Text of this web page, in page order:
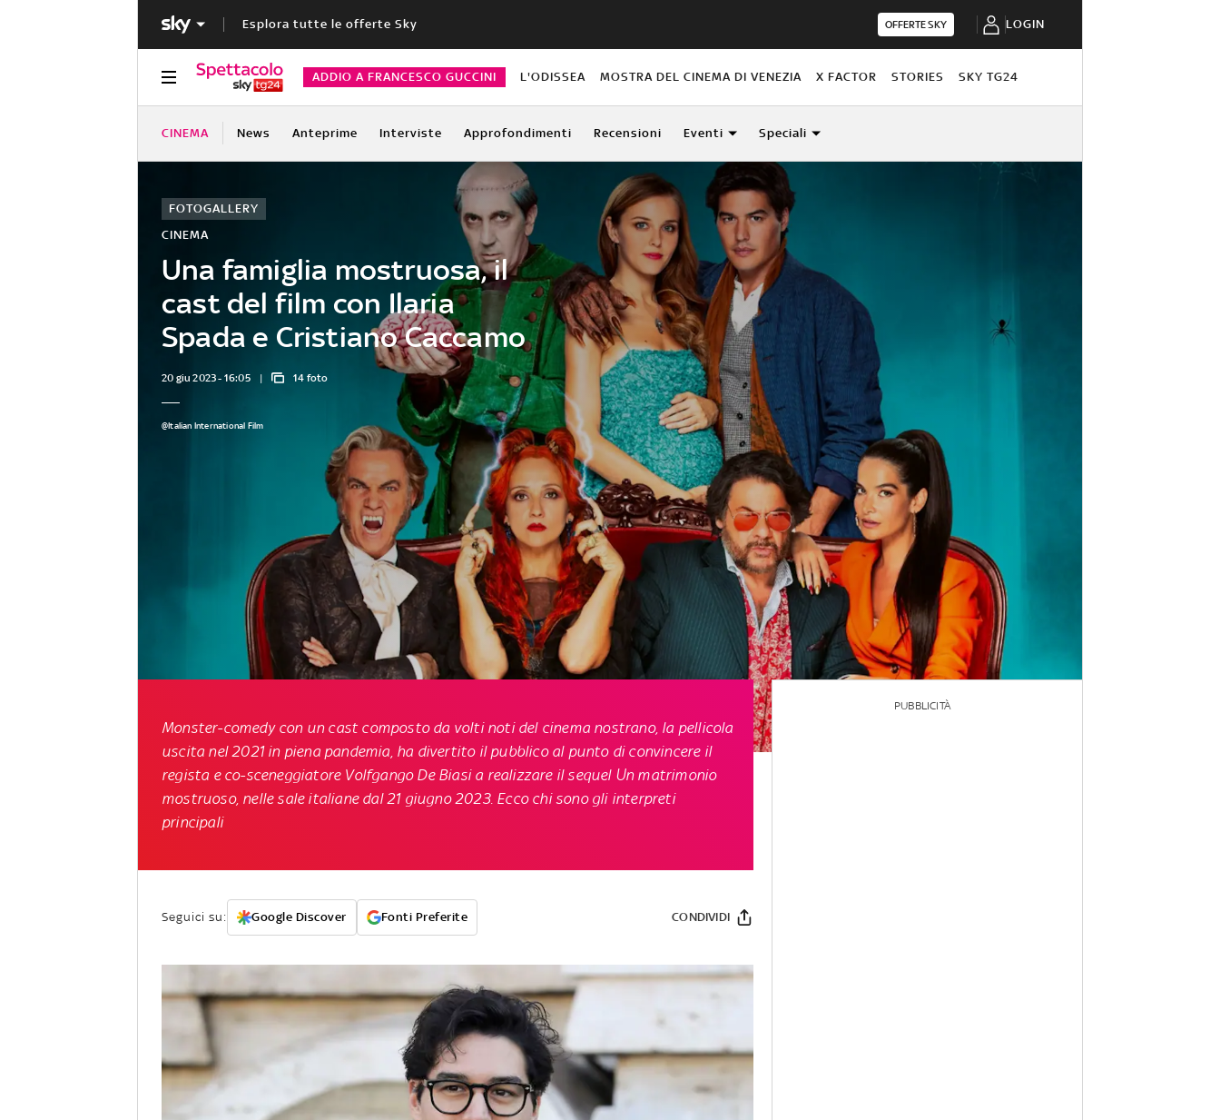
Esplora tutte le offerte Sky OFFERTE SKY LOGIN
ADDIO A FRANCESCO GUCCINI L'ODISSEA MOSTRA DEL CINEMA DI VENEZIA X FACTOR STORIES SKY TG24
CINEMA News Anteprime Interviste Approfondimenti Recensioni Eventi Speciali
Una famiglia mostruosa, il
cast del film con Ilaria
Spada e Cristiano Caccamo
CINEMA
FOTOGALLERY
20 giu 2023 - 16:05 14 foto
@Italian International Film
Monster-comedy con un cast composto da volti noti del cinema nostrano, la pellicola
uscita nel 2021 in piena pandemia, ha divertito il pubblico al punto di convincere il
regista e co-sceneggiatore Volfgango De Biasi a realizzare il sequelUn matrimonio
mostruoso, nelle sale italiane dal 21 giugno 2023. Ecco chi sono gli interpreti
principali
Seguici su: Google Discover Fonti Preferite CONDIVIDI
PUBBLICITÀ